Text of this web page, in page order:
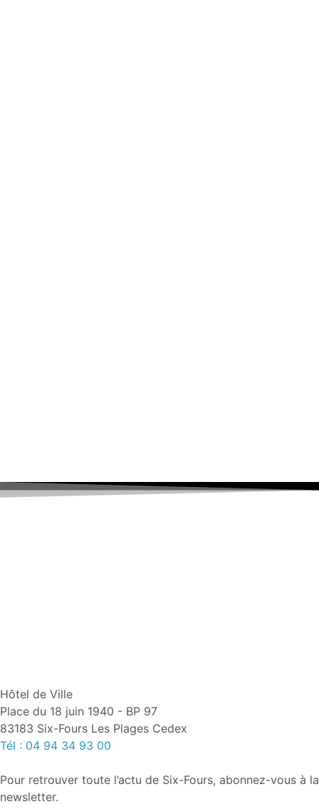
Hôtel de Ville
Place du 18 juin 1940 - BP 97
83183 Six-Fours Les Plages Cedex
Tél : 04 94 34 93 00
Pour retrouver toute l’actu de Six-Fours, abonnez-vous à la
newsletter.